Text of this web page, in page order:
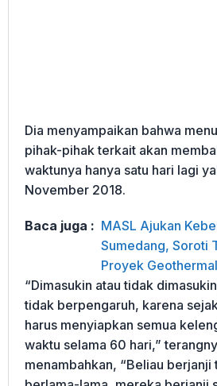
Dia menyampaikan bahwa
pihak-pihak terkait akan
waktunya hanya satu hari lagi
November 2018.
Baca juga : MASL Ajukan
Sumedang, Soroti
Proyek
“Dimasukin atau tidak
tidak berpengaruh, karena
harus menyiapkan semua
waktu selama 60 hari,”
menambahkan, “Beliau berjanji